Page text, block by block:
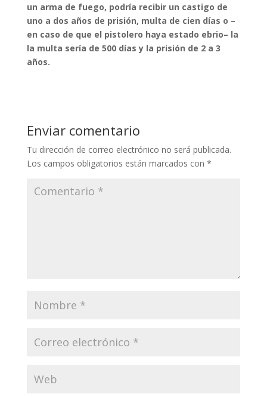
un arma de fuego, podría recibir un castigo de
uno a dos años de prisión, multa de cien días o –
en caso de que el pistolero haya estado ebrio– la
la multa sería de 500 días y la prisión de 2 a 3
años.
Enviar comentario
Tu dirección de correo electrónico no será publicada.
Los campos obligatorios están marcados con *